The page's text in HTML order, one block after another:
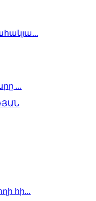
...
հի...